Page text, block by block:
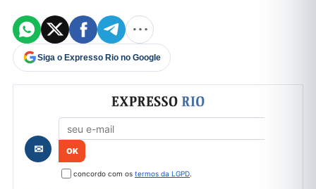
Siga o Expresso Rio no Google
Formulário de cadastro
✉
concordo com os termos da LGPD.